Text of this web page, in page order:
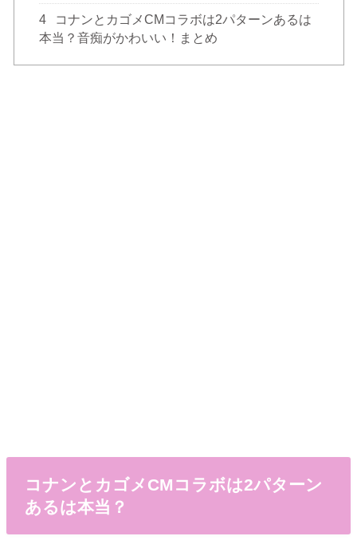
4
コナンとカゴメCMコラボは2パターンあるは
本当？音痴がかわいい！まとめ
コナンとカゴメCMコラボは2パターン
あるは本当？